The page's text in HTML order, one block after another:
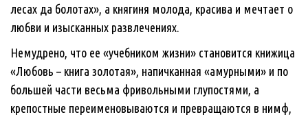
лесах да болотах», а княгиня молода, красива и мечтает о
любви и изысканных развлечениях.
Немудрено, что ее «учебником жизни» становится книжица
«Любовь – книга золотая», напичканная «амурными» и по
большей части весьма фривольными глупостями, а
крепостные переименовываются и превращаются в нимф,